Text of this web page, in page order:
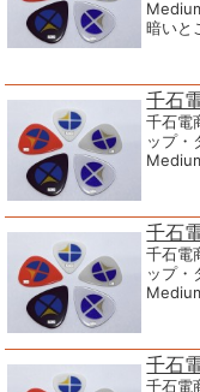
暗いと
千石
千石電
ップ・
千石
千石電
ップ・
千石
千石電